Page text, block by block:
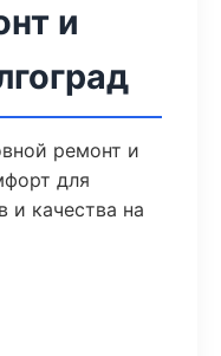
и
ремонт и
для
и качества на